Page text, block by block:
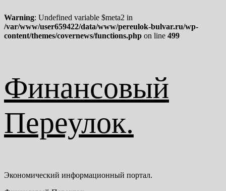
Warning: Undefined variable $meta2 in
/var/www/user659422/data/www/pereulok-bulvar.ru/wp-
content/themes/covernews/functions.php on line 499
к
содержимому
Финансовый
Переулок.
Экономический информационный портал.